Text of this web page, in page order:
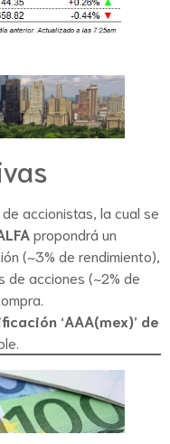
accionistas, la cual se
propondrá un
(~3% de rendimiento),
de acciones (~2% de
‘AAA(mex)’ de